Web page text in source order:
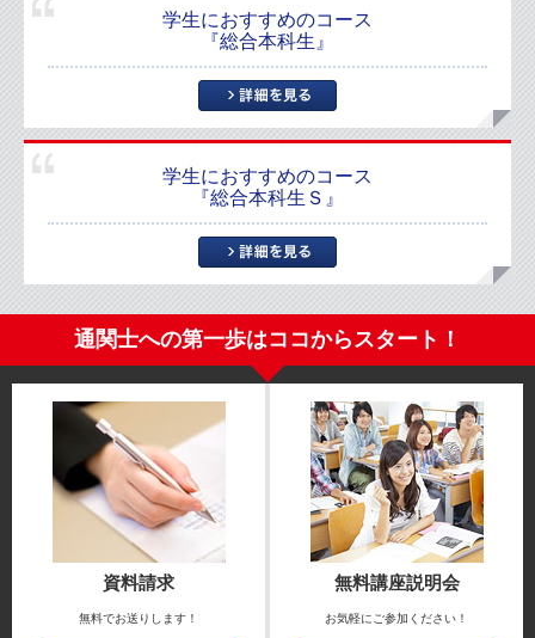
学生におすすめのコース
『総合本科生』
学生におすすめのコース
『総合本科生Ｓ』
通関士への第一歩はココからスタート！
資料請求
無料でお送りします！
無料講座説明会
お気軽にご参加ください！